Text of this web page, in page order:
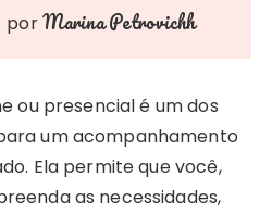
porMarina Petrovichh
ou presencial é um dos
um acompanhamento
Ela permite que você,
as necessidades,